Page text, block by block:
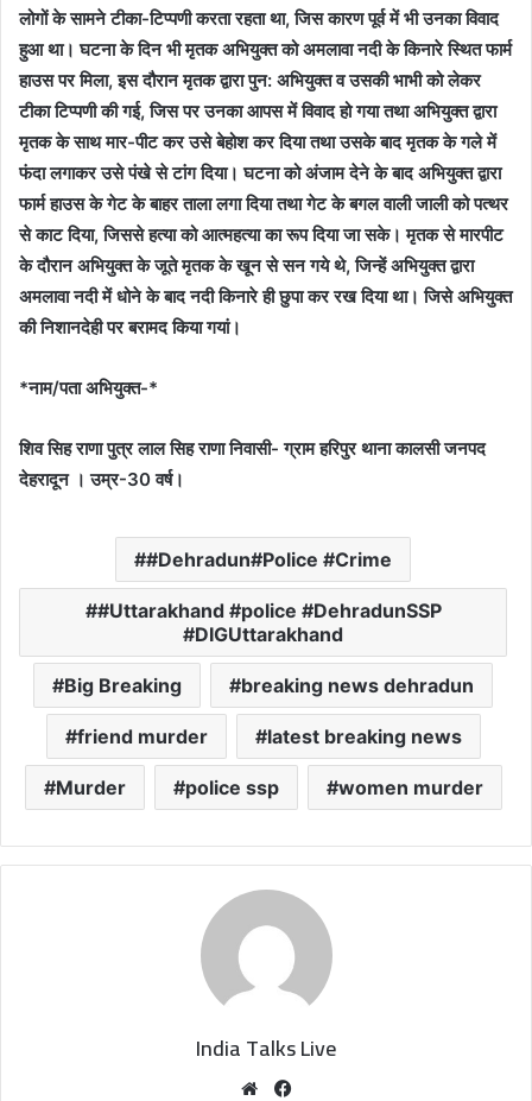
लोगों के सामने टीका-टिप्पणी करता रहता था, जिस कारण पूर्व में भी उनका विवाद
हुआ था। घटना के दिन भी मृतक अभियुक्त को अमलावा नदी के किनारे स्थित फार्म
हाउस पर मिला, इस दौरान मृतक द्वारा पुन: अभियुक्त व उसकी भाभी को लेकर
टीका टिप्पणी की गई, जिस पर उनका आपस में विवाद हो गया तथा अभियुक्त द्वारा
मृतक के साथ मार-पीट कर उसे बेहोश कर दिया तथा उसके बाद मृतक के गले में
फंदा लगाकर उसे पंखे से टांग दिया। घटना को अंजाम देने के बाद अभियुक्त द्वारा
फार्म हाउस के गेट के बाहर ताला लगा दिया तथा गेट के बगल वाली जाली को पत्थर
से काट दिया, जिससे हत्या को आत्महत्या का रूप दिया जा सके। मृतक से मारपीट
के दौरान अभियुक्त के जूते मृतक के खून से सन गये थे, जिन्हें अभियुक्त द्वारा
अमलावा नदी में धोने के बाद नदी किनारे ही छुपा कर रख दिया था। जिसे अभियुक्त
की निशानदेही पर बरामद किया गयां।
*नाम/पता अभियुक्त-*
शिव सिह राणा पुत्र लाल सिह राणा निवासी- ग्राम हरिपुर थाना कालसी जनपद
देहरादून । उम्र-30 वर्ष।
#Dehradun#Police #Crime
#Uttarakhand #police #DehradunSSP
#DIGUttarakhand
Big Breaking breaking news dehradun
friend murder latest breaking news
Murder police ssp women murder
India Talks Live
We